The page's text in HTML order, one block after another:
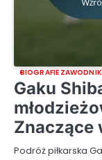
BIOGRAFIE
Gaku
Znaczące
Podróż piłkarska